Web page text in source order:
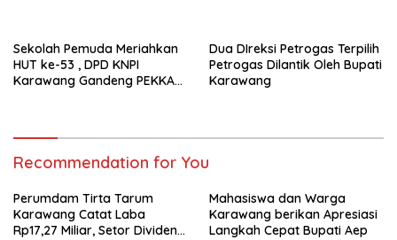
Sekolah Pemuda Meriahkan
HUT ke-53 , DPD KNPI
Karawang Gandeng PEKKA
Dua DIreksi Petrogas Terpilih
Petrogas Dilantik Oleh Bupati
Karawang
Recommendation for You
Perumdam Tirta Tarum
Karawang Catat Laba
Rp17,27 Miliar, Setor Dividen
Mahasiswa dan Warga
Karawang berikan Apresiasi
Langkah Cepat Bupati Aep